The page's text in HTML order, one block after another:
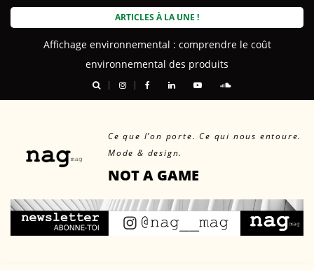
Skip
ARTICLES À LA UNE !
Affichage environnemental : comprendre le coût
environnemental des produits
Ce que l’on porte. Ce qui nous entoure.
Mode & design.
NOT A GAME